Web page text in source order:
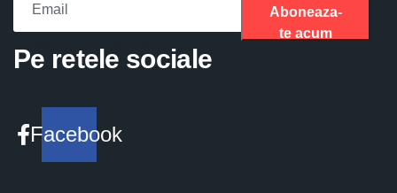
Aboneaza-
te acum
Pe retele sociale
Facebook